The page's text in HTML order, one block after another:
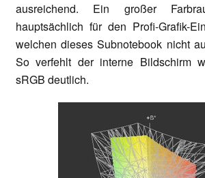
ausreichend. Ein großer
hauptsächlich für den Profi-Grafik-
welchen dieses Subnotebook nicht
So verfehlt der interne Bildschirm
sRGB deutlich.